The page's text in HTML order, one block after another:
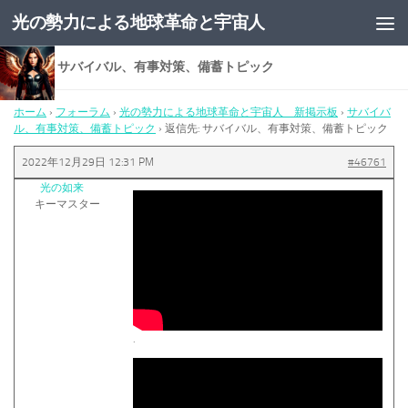
コンテンツへスキップ
光の勢力による地球革命と宇宙人
返信先: サバイバル、有事対策、備蓄トピック
ホーム › フォーラム › 光の勢力による地球革命と宇宙人 新掲示板 › サバイバ
ル、有事対策、備蓄トピック › 返信先: サバイバル、有事対策、備蓄トピック
2022年12月29日 12:31 PM
#46761
光の如来
キーマスター
.